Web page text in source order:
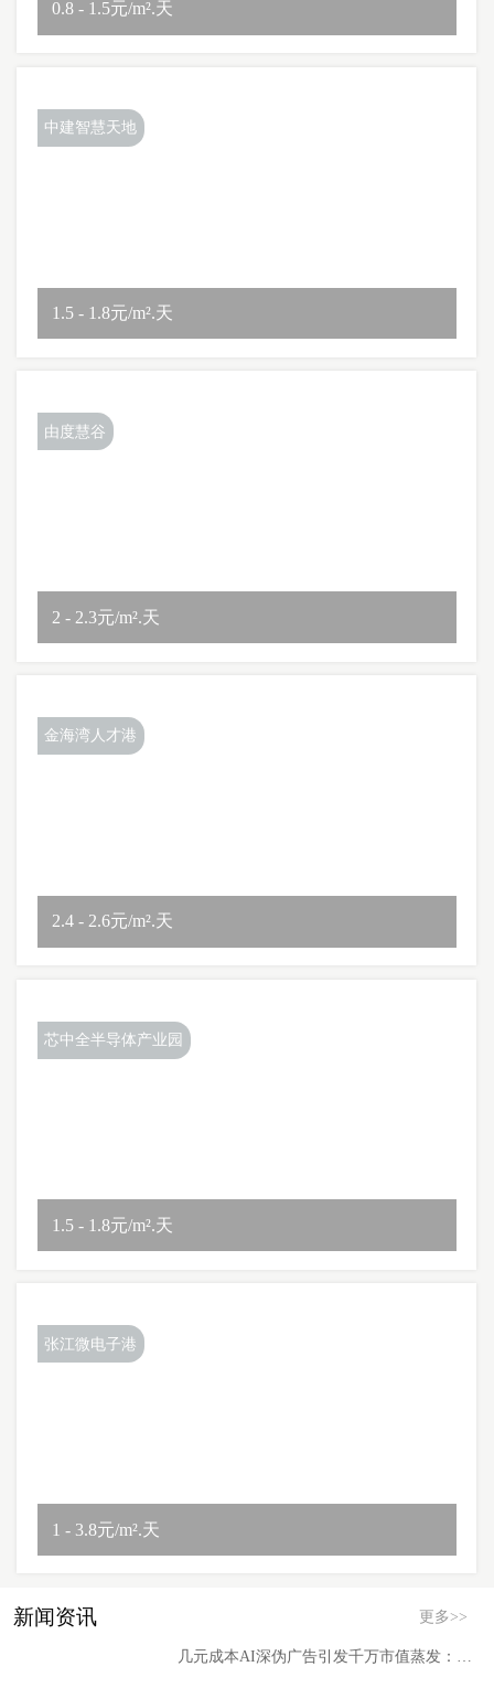
0.8 - 1.5元/m².天
中建智慧天地
1.5 - 1.8元/m².天
由度慧谷
2 - 2.3元/m².天
金海湾人才港
2.4 - 2.6元/m².天
芯中全半导体产业园
1.5 - 1.8元/m².天
张江微电子港
1 - 3.8元/m².天
新闻资讯 更多>>